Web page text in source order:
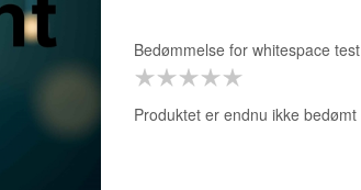
Bedømmelse for whitespace test
Produktet er endnu ikke bedømt